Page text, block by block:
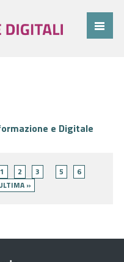
e Digitale
1 2 3 5
6
»